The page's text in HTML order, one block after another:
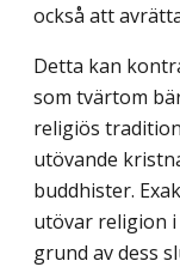
också att
Detta kan
som tvärtom
religiös
utövande
buddhister.
utövar religion
grund av dess